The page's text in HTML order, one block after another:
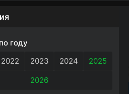
году
2022 2023 2024
2025
2026